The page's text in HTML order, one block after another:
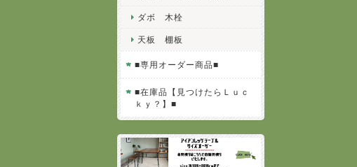
ダボ 木栓
天板 棚板
■専用オーダー商品■
■在庫品【見つけたらＬｕｃ
ｋｙ？】■